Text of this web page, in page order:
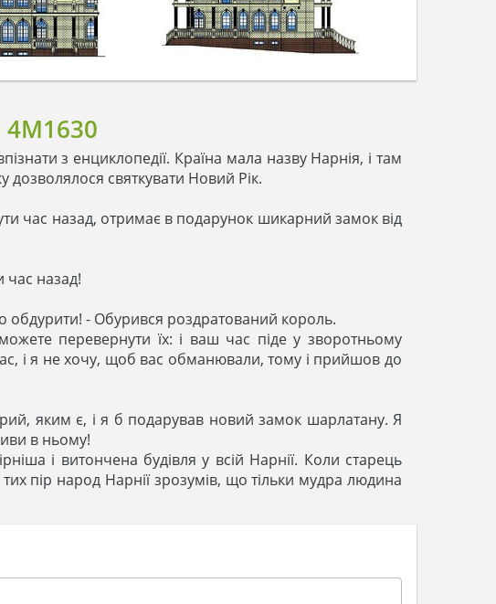
з енциклопедії. Країна мала назву Нарнія, і там
святкувати Новий Рік.
час назад, отримає в подарунок шикарний замок від
час назад!
обдурити! - Обурився роздратований король.
перевернути їх: і ваш час піде у зворотньому
і я не хочу, щоб вас обманювали, тому і прийшов до
яким є, і я б подарував новий замок шарлатану. Я
в ньому!
і витончена будівля у всій Нарнії. Коли старець
пір народ Нарнії зрозумів, що тільки мудра людина